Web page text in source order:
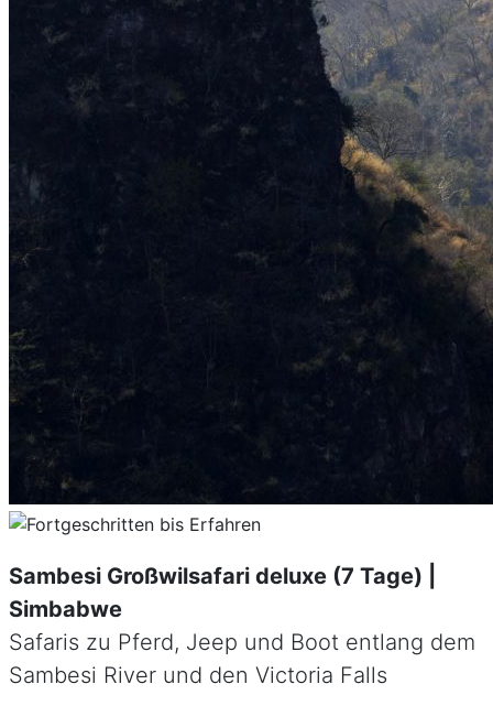
Sambesi Großwilsafari deluxe (7 Tage) |
Simbabwe
Safaris zu Pferd, Jeep und Boot entlang dem
Sambesi River und den Victoria Falls